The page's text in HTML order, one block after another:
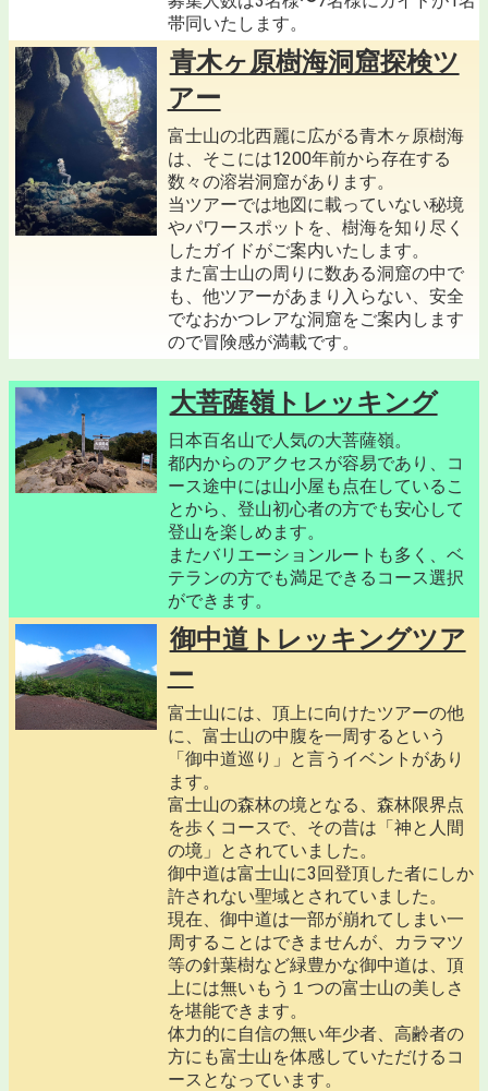
帯同いたします。
青木ヶ原樹海洞窟探検ツ
アー
富士山の北西麗に広がる青木ヶ原樹海
は、そこには1200年前から存在する
数々の溶岩洞窟があります。
当ツアーでは地図に載っていない秘境
やパワースポットを、樹海を知り尽く
したガイドがご案内いたします。
また富士山の周りに数ある洞窟の中で
も、他ツアーがあまり入らない、安全
でなおかつレアな洞窟をご案内します
ので冒険感が満載です。
大菩薩嶺トレッキング
日本百名山で人気の大菩薩嶺。
都内からのアクセスが容易であり、コ
ース途中には山小屋も点在しているこ
とから、登山初心者の方でも安心して
登山を楽しめます。
またバリエーションルートも多く、ベ
テランの方でも満足できるコース選択
ができます。
御中道トレッキングツア
ー
富士山には、頂上に向けたツアーの他
に、富士山の中腹を一周するという
「御中道巡り」と言うイベントがあり
ます。
富士山の森林の境となる、森林限界点
を歩くコースで、その昔は「神と人間
の境」とされていました。
御中道は富士山に3回登頂した者にしか
許されない聖域とされていました。
現在、御中道は一部が崩れてしまい一
周することはできませんが、カラマツ
等の針葉樹など緑豊かな御中道は、頂
上には無いもう１つの富士山の美しさ
を堪能できます。
体力的に自信の無い年少者、高齢者の
方にも富士山を体感していただけるコ
ースとなっています。